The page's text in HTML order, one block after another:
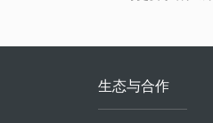
生态与合作